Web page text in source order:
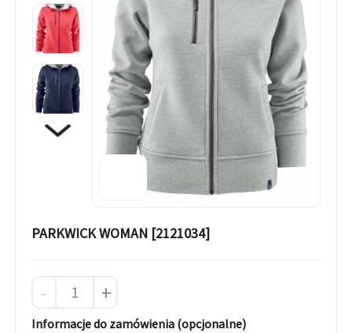
PARKWICK WOMAN [2121034]
- +
Informacje do zamówienia (opcjonalne)